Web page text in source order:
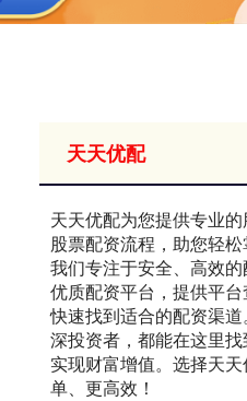
天天优配
天天优配为您提供专业
股票配资流程，助您轻松
我们专注于安全、高效
优质配资平台，提供平
快速找到适合的配资渠
深投资者，都能在这里找
实现财富增值。选择天
单、更高效！